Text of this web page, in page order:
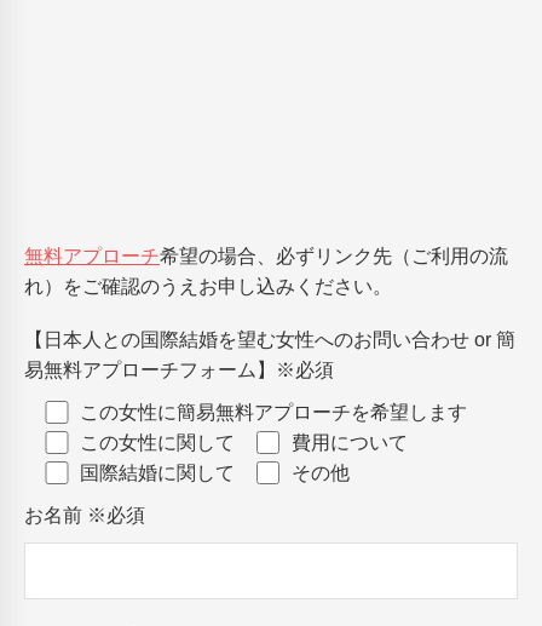
無料アプローチ希望の場合、必ずリンク先（ご利用の流
れ）をご確認のうえお申し込みください。
【日本人との国際結婚を望む女性へのお問い合わせ or 簡
易無料アプローチフォーム】
※必須
この女性に簡易無料アプローチを希望します
この女性に関して
費用について
国際結婚に関して
その他
お名前 ※必須